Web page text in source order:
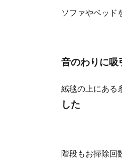
ソファやベッド
音のわりに吸
絨毯の上にある
した
階段もお掃除回